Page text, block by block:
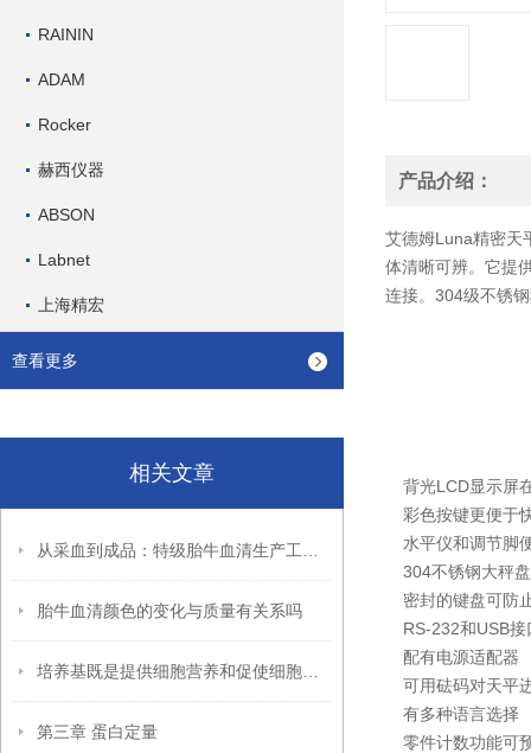
RAININ
ADAM
Rocker
赫西仪器
ABSON
Labnet
上海精宏
查看更多
相关文章
胎牛血清颜色的变化与质量有关系吗
第三章 蛋白定量
产品介绍：
艾德姆Luna精密天
体清晰可辨。它提
连接。304级不锈
背光LCD显示屏
彩色按键更便于
水平仪和调节脚
304不锈钢大秤
密封的键盘可防
RS-232和USB
配有电源适配器
可用砝码对天平
有多种语言选择
零件计数功能可